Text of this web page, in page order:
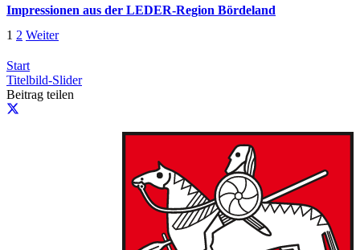
Impressionen aus der LEDER-Region Bördeland
1 2 Weiter
Start
Titelbild-Slider
Beitrag teilen